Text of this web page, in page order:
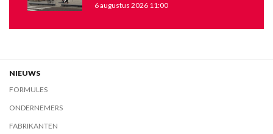
6 augustus 2026 11:00
NIEUWS
FORMULES
ONDERNEMERS
FABRIKANTEN